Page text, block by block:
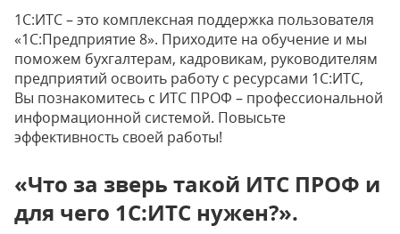
1С:ИТС – это комплексная поддержка пользователя
«1С:Предприятие 8». Приходите на обучение и мы
поможем бухгалтерам, кадровикам, руководителям
предприятий освоить работу с ресурсами 1С:ИТС,
Вы познакомитесь с ИТС ПРОФ – профессиональной
информационной системой. Повысьте
эффективность своей работы!
«Что за зверь такой ИТС ПРОФ и
для чего 1С:ИТС нужен?».